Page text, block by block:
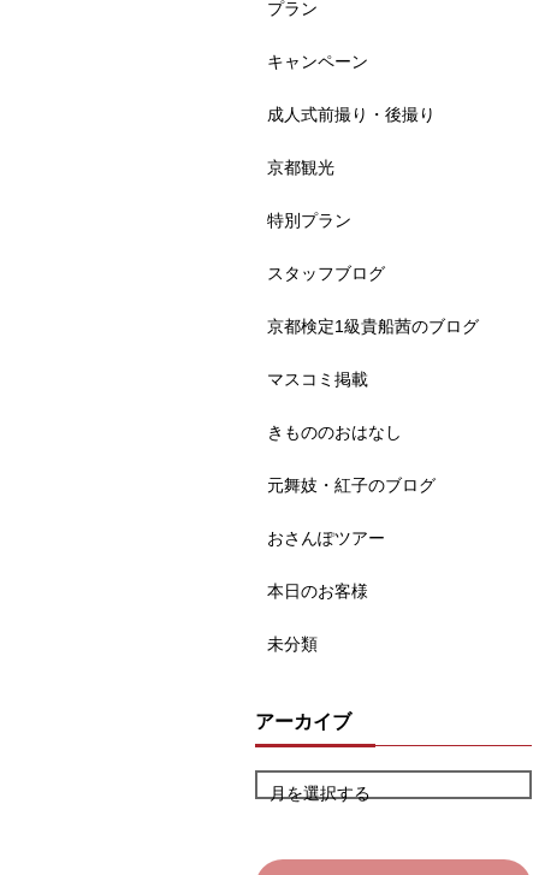
プラン
キャンペーン
成人式前撮り・後撮り
京都観光
特別プラン
スタッフブログ
京都検定1級貴船茜のブログ
マスコミ掲載
きもののおはなし
元舞妓・紅子のブログ
おさんぽツアー
本日のお客様
未分類
アーカイブ
月を選択する